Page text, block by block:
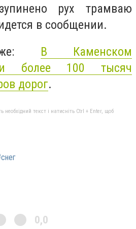
рух трамваю
в сообщении.
В Каменском
более 100 тысяч
дорог.
текст і натисніть Ctrl + Enter, щоб
0,0